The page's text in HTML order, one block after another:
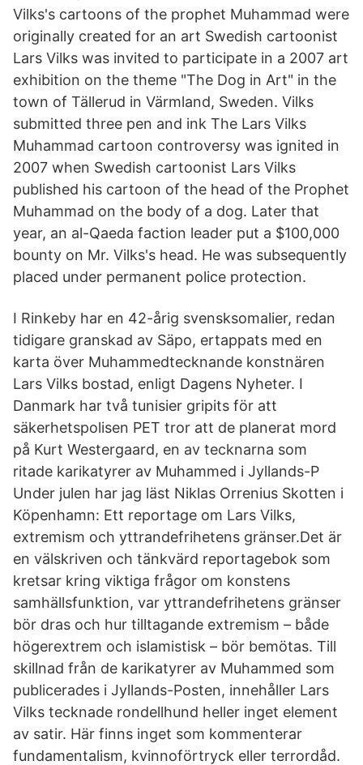
Vilks's cartoons of the prophet Muhammad were
originally created for an art Swedish cartoonist
Lars Vilks was invited to participate in a 2007 art
exhibition on the theme "The Dog in Art" in the
town of Tällerud in Värmland, Sweden. Vilks
submitted three pen and ink The Lars Vilks
Muhammad cartoon controversy was ignited in
2007 when Swedish cartoonist Lars Vilks
published his cartoon of the head of the Prophet
Muhammad on the body of a dog. Later that
year, an al-Qaeda faction leader put a $100,000
bounty on Mr. Vilks's head. He was subsequently
placed under permanent police protection.
I Rinkeby har en 42-årig svensksomalier, redan
tidigare granskad av Säpo, ertappats med en
karta över Muhammedtecknande konstnären
Lars Vilks bostad, enligt Dagens Nyheter. I
Danmark har två tunisier gripits för att
säkerhetspolisen PET tror att de planerat mord
på Kurt Westergaard, en av tecknarna som
ritade karikatyrer av Muhammed i Jyllands-P
Under julen har jag läst Niklas Orrenius Skotten i
Köpenhamn: Ett reportage om Lars Vilks,
extremism och yttrandefrihetens gränser.Det är
en välskriven och tänkvärd reportagebok som
kretsar kring viktiga frågor om konstens
samhällsfunktion, var yttrandefrihetens gränser
bör dras och hur tilltagande extremism – både
högerextrem och islamistisk – bör bemötas. Till
skillnad från de karikatyrer av Muhammed som
publicerades i Jyllands-Posten, innehåller Lars
Vilks tecknade rondellhund heller inget element
av satir. Här finns inget som kommenterar
fundamentalism, kvinnoförtryck eller terrordåd.